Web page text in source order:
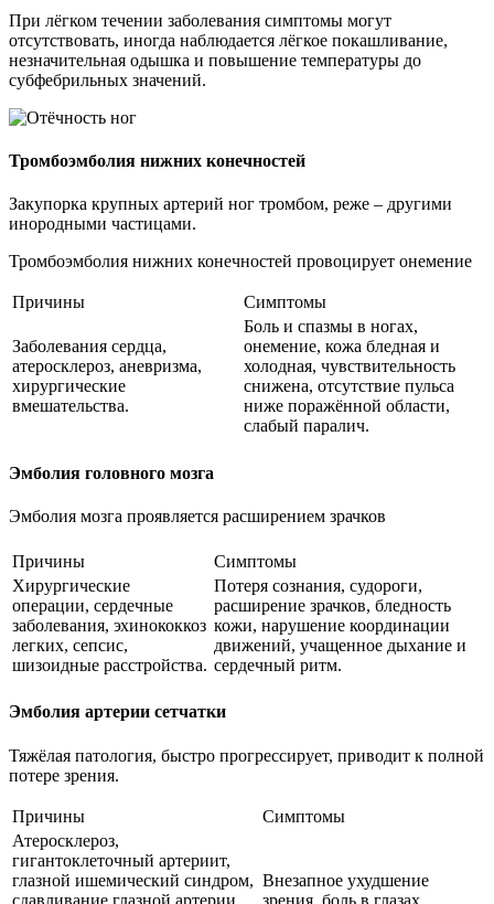
При лёгком течении заболевания симптомы могут
отсутствовать, иногда наблюдается лёгкое покашливание,
незначительная одышка и повышение температуры до
субфебрильных значений.
Тромбоэмболия нижних конечностей
Закупорка крупных артерий ног тромбом, реже – другими
инородными частицами.
Тромбоэмболия нижних конечностей провоцирует онемение
Причины Симптомы
Заболевания сердца,
атеросклероз, аневризма,
хирургические
вмешательства.
Боль и спазмы в ногах,
онемение, кожа бледная и
холодная, чувствительность
снижена, отсутствие пульса
ниже поражённой области,
слабый паралич.
Эмболия головного мозга
Эмболия мозга проявляется расширением зрачков
Причины
Симптомы
Хирургические
операции, сердечные
заболевания, эхинококкоз
легких, сепсис,
шизоидные расстройства.
Потеря сознания, судороги,
расширение зрачков, бледность
кожи, нарушение координации
движений, учащенное дыхание и
сердечный ритм.
Эмболия артерии сетчатки
Тяжёлая патология, быстро прогрессирует, приводит к полной
потере зрения.
Причины
Симптомы
Атеросклероз,
гигантоклеточный артериит,
глазной ишемический синдром,
сдавливание глазной артерии
Внезапное ухудшение
зрения, боль в глазах.